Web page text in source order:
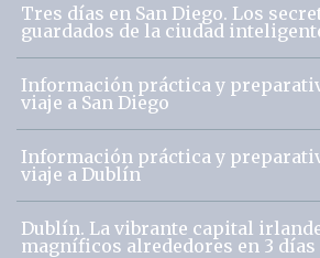
Tres días en San Diego. Los
guardados de la ciudad
Información práctica y
viaje a San Diego
Información práctica y
viaje a Dublín
Dublín. La vibrante capital
magníficos alrededores en 3 días